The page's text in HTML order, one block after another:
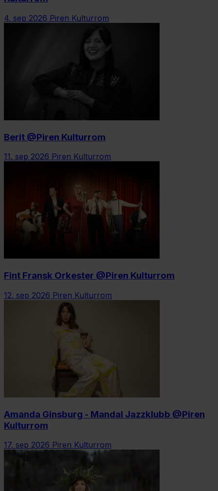
4. sep 2026 Piren Kulturrom
Berit @Piren Kulturrom
11. sep 2026 Piren Kulturrom
Fint Fransk Orkester @Piren Kulturrom
12. sep 2026 Piren Kulturrom
Amanda Ginsburg - Mandal Jazzklubb @Piren
Kulturrom
17. sep 2026 Piren Kulturrom